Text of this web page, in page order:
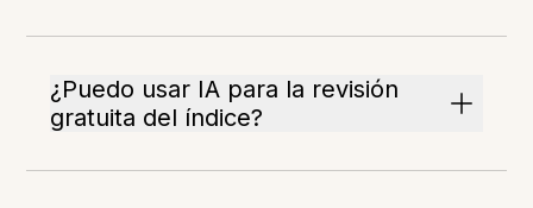
¿Puedo usar IA para la revisión
gratuita del índice?